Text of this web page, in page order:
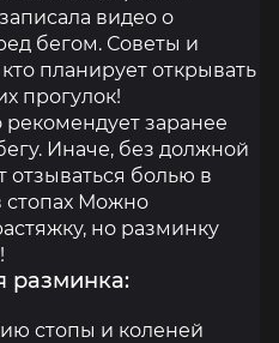
видео о
бегом. Советы и
планирует открывать
прогулок!
рекомендует заранее
Иначе, без должной
отзываться болью в
стопах Можно
но разминку
разминка:
стопы и коленей